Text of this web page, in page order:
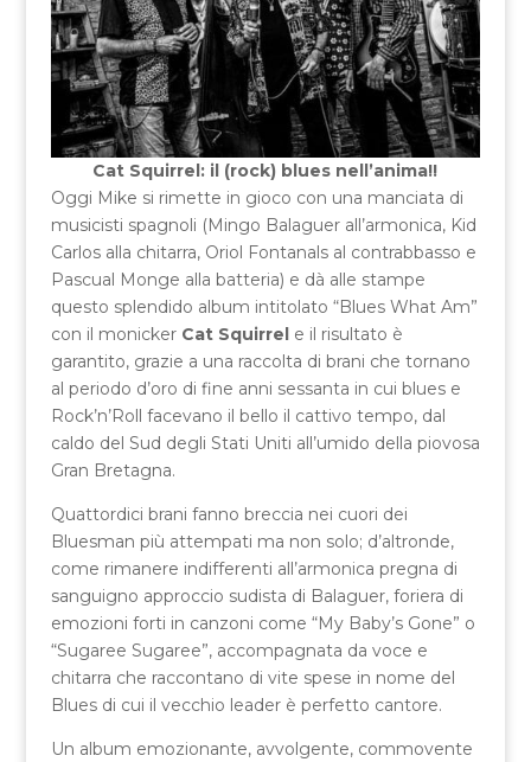
Cat Squirrel: il (rock) blues nell’anima!!
Oggi Mike si rimette in gioco con una manciata di
musicisti spagnoli (Mingo Balaguer all’armonica, Kid
Carlos alla chitarra, Oriol Fontanals al contrabbasso e
Pascual Monge alla batteria) e dà alle stampe
questo splendido album intitolato “Blues What Am”
con il monicker Cat Squirrele il risultato è
garantito, grazie a una raccolta di brani che tornano
al periodo d’oro di fine anni sessanta in cui blues e
Rock’n’Roll facevano il bello il cattivo tempo, dal
caldo del Sud degli Stati Uniti all’umido della piovosa
Gran Bretagna.
Quattordici brani fanno breccia nei cuori dei
Bluesman più attempati ma non solo; d’altronde,
come rimanere indifferenti all’armonica pregna di
sanguigno approccio sudista di Balaguer, foriera di
emozioni forti in canzoni come “My Baby’s Gone” o
“Sugaree Sugaree”, accompagnata da voce e
chitarra che raccontano di vite spese in nome del
Blues di cui il vecchio leader è perfetto cantore.
Un album emozionante, avvolgente, commovente